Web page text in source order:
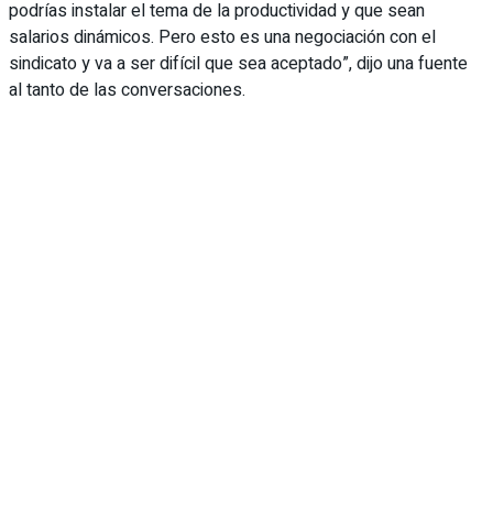
podrías instalar el tema de la productividad y que sean
salarios dinámicos. Pero esto es una negociación con el
sindicato y va a ser difícil que sea aceptado”, dijo una fuente
al tanto de las conversaciones.